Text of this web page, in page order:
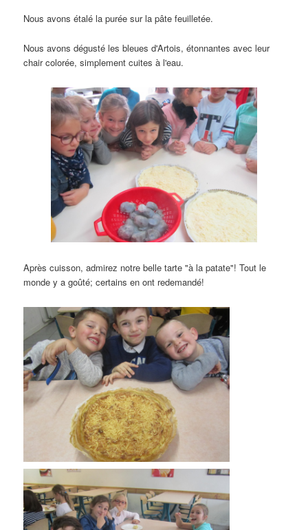
Nous avons étalé la purée sur la pâte feuilletée.
Nous avons dégusté les bleues d'Artois, étonnantes avec leur
chair colorée, simplement cuites à l'eau.
Après cuisson, admirez notre belle tarte "à la patate"! Tout le
monde y a goûté; certains en ont redemandé!